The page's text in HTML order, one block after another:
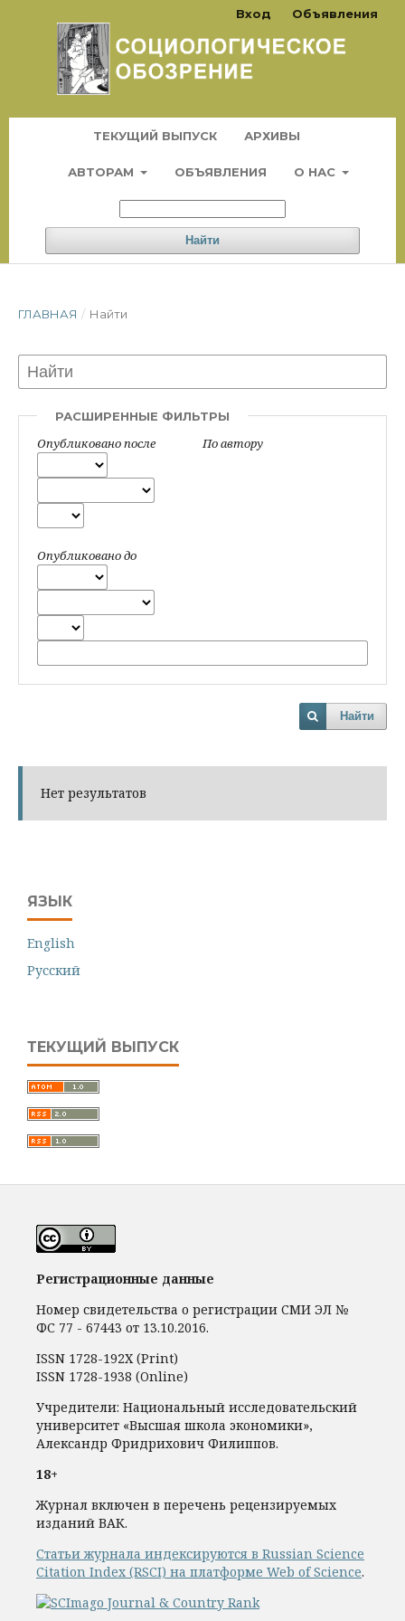
ТЕКУЩИЙ ВЫПУСК АРХИВЫ
АВТОРАМ ОБЪЯВЛЕНИЯ О НАС
Найти
Вход Объявления
ГЛАВНАЯ / Найти
РАСШИРЕННЫЕ ФИЛЬТРЫ
Опубликовано после
Опубликовано до
По автору
Найти
Нет результатов
ЯЗЫК
English
Русский
ТЕКУЩИЙ ВЫПУСК
Регистрационные данные
Номер свидетельства о регистрации СМИ ЭЛ №
ФС 77 - 67443 от 13.10.2016.
ISSN 1728-192Х (Print)
ISSN 1728-1938 (Online)
Учредители: Национальный исследовательский
университет «Высшая школа экономики»,
Александр Фридрихович Филиппов.
18+
Журнал включен в перечень рецензируемых
изданий ВАК.
Статьи журнала индексируются в Russian Science
Citation Index (RSCI) на платформе Web of Science.